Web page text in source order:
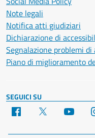
Note legali
Notifica atti giudiziari
Dichiarazione di
Segnalazione problemi
Piano di miglioramento
SEGUICI SU
Facebook